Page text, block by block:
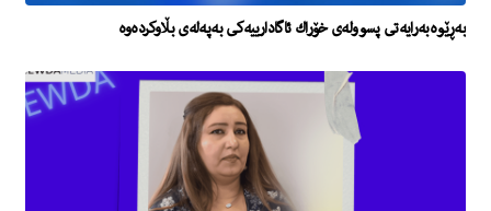
بەڕێوەبەرایەتی پسوولەی خۆراك ئاگادارییەکی بەپەلەی بڵاوکردەوە